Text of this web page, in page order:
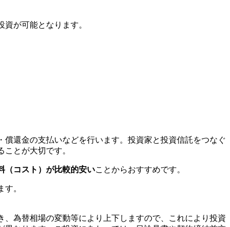
資が可能となります。
還金の支払いなどを行います。投資家と投資信託をつなぐ
とが大切です。
（コスト）が比較的安いことからおすすめです。
。
為替相場の変動等により上下しますので、これにより投資